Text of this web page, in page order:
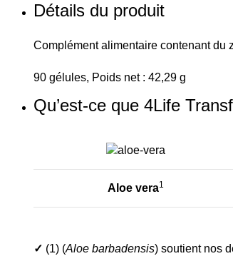
Détails du produit
Complément alimentaire contenant du
90 gélules, Poids net : 42,29 g
Qu’est-ce que 4Life
Aloe vera1
✓ (1) (Aloe barbadensis) soutient nos